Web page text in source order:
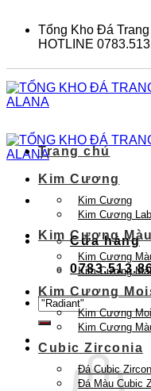
content
Tổng Kho Đá
HOTLINE
Cửa hàng
Tìm
kiếm:
Trang chủ
Kim Cương
Kim Cương
Kim Cương
Kim Cương Màu
Kim Cương
Kim Cương
Kim Cương
Kim Cương
Kim Cương
Cubic Zirconia
Đá Cubic
Đá Màu Cubic